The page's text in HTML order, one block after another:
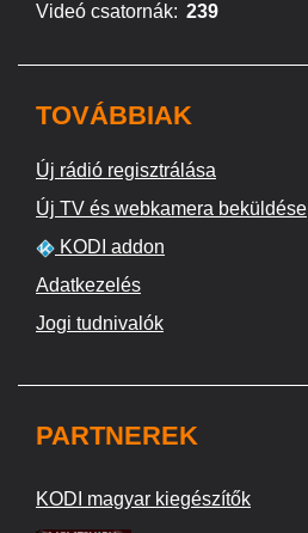
Videó csatornák: 239
TOVÁBBIAK
Új rádió regisztrálása
Új TV és webkamera beküldése
KODI addon
Adatkezelés
Jogi tudnivalók
PARTNEREK
KODI magyar kiegészítők